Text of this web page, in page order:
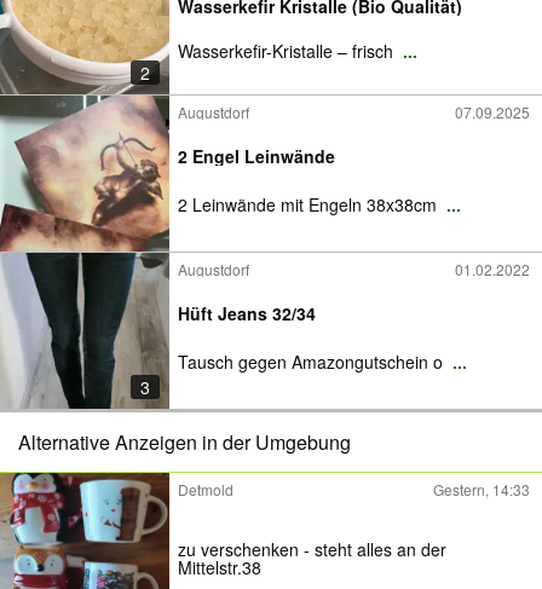
2
Wasserkefir Kristalle (Bio Qualität)
Wasserkefir-Kristalle – frisch ...
Augustdorf 07.09.2025
2 Engel Leinwände
2 Leinwände mit Engeln 38x38cm ...
3
Augustdorf 01.02.2022
Hüft Jeans 32/34
Tausch gegen Amazongutschein o ...
Alternative Anzeigen in der Umgebung
Detmold Gestern, 14:33
zu verschenken - steht alles an der
Mittelstr.38